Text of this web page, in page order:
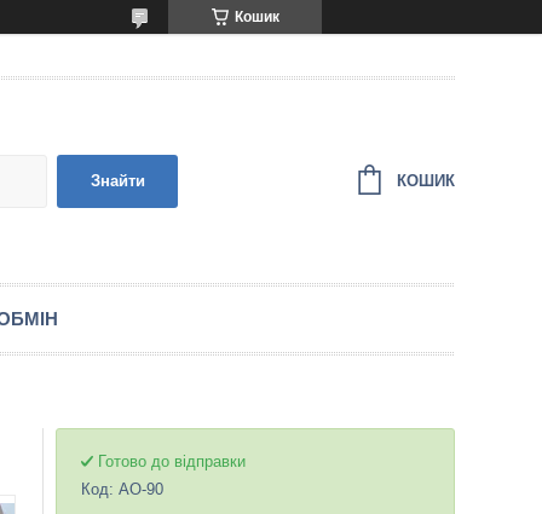
Кошик
Знайти КОШИК
Готово до відправки
Код: AO-90